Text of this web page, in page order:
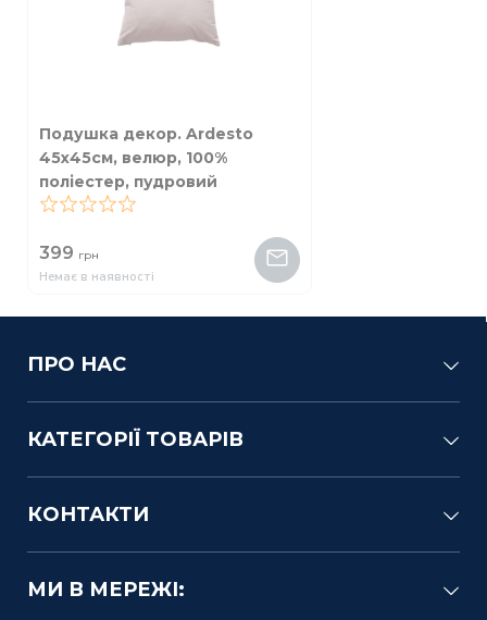
Подушка декор. Ardesto
45х45см, велюр, 100%
поліестер, пудровий
399 грн
Немає в наявності
ПРО НАС
КАТЕГОРІЇ ТОВАРІВ
КОНТАКТИ
МИ В МЕРЕЖІ: